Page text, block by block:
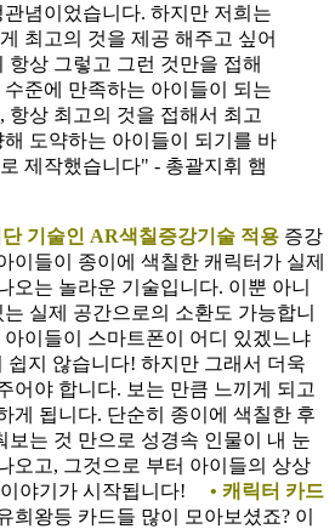
관념이었습니다. 하지만 저희는
최고의 것을 제공 해주고 싶어
항상 그렇고 그런 것만을 접해
수준에 만족하는 아이들이 되는
항상 최고의 것을 접해서 최고
해 도약하는 아이들이 되기를 바
제작했습니다" - 총괄지휘 햄
기술인 AR색칠증강기술 적용 증강
이들이 종이에 색칠한 캐릭터가 실제
오는 놀라운 기술입니다. 이뿐 아니
실제 공간으로의 소환도 가능합니
이들이 스마트폰이 어디 있겠느냐
쉽지 않습니다! 하지만 그래서 더욱
어야 합니다. 보는 만큼 느끼게 되고
게 됩니다. 단순히 종이에 색칠한 후
보는 것 만으로 성경속 인물이 내 눈
오고, 그것으로 부터 아이들의 상상
이야기가 시작됩니다! • 캐릭터 카드
희왕등 카드들 많이 모아보셨죠? 이